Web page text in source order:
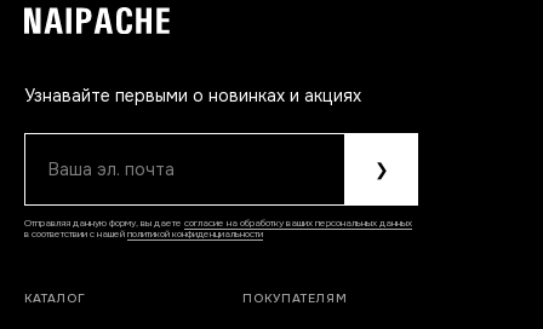
Узнавайте первыми о новинках и акциях
Ваша эл. почта ❯
Отправляя данную форму, вы даете согласие на обработку ваших персональных данных
в соответствии с нашей политикой конфиденциальности
КАТАЛОГ ПОКУПАТЕЛЯМ